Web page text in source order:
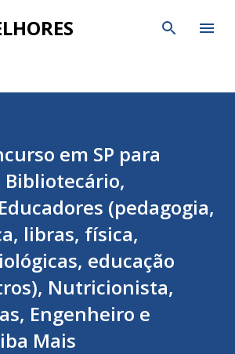
para o conteúdo principal
em SP para
Bibliotecário,
(pedagogia,
libras, física,
educação
Nutricionista,
Engenheiro e
Mais